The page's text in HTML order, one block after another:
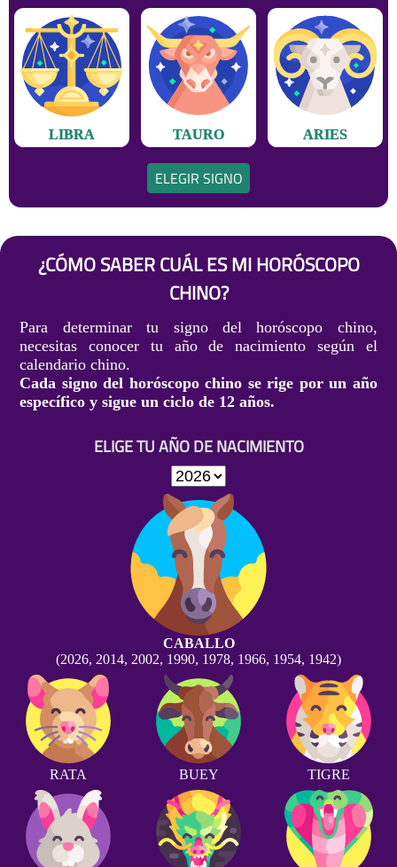
LIBRA TAURO ARIES
ELEGIR SIGNO
¿CÓMO SABER CUÁL ES MI HORÓSCOPO
CHINO?
Para determinar tu signo del horóscopo chino,
necesitas conocer tu año de nacimiento según el
calendario chino.
Cada signo del horóscopo chino se rige por un año
específico y sigue un ciclo de 12 años.
ELIGE TU AÑO DE NACIMIENTO
CABALLO
(2026, 2014, 2002, 1990, 1978, 1966, 1954, 1942)
RATA BUEY TIGRE